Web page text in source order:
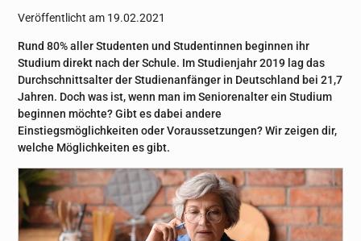
Veröffentlicht am 19.02.2021
Rund 80% aller Studenten und Studentinnen beginnen ihr
Studium direkt nach der Schule. Im Studienjahr 2019 lag das
Durchschnittsalter der Studienanfänger in Deutschland bei 21,7
Jahren. Doch was ist, wenn man im Seniorenalter ein Studium
beginnen möchte? Gibt es dabei andere
Einstiegsmöglichkeiten oder Voraussetzungen? Wir zeigen dir,
welche Möglichkeiten es gibt.